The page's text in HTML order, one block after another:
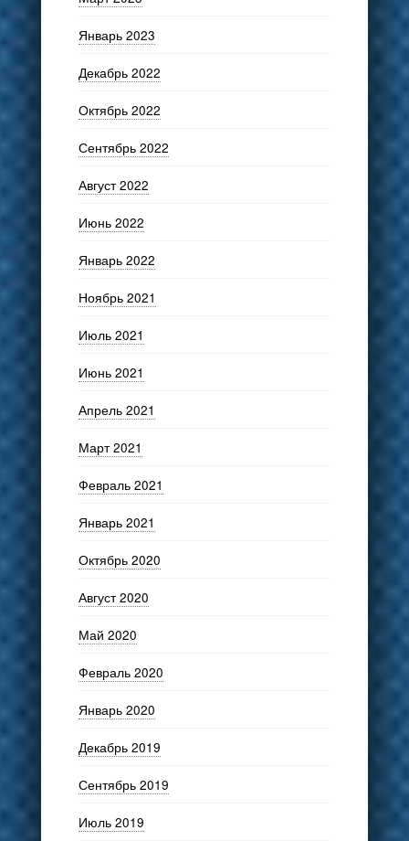
Январь 2023
Декабрь 2022
Октябрь 2022
Сентябрь 2022
Август 2022
Июнь 2022
Январь 2022
Ноябрь 2021
Июль 2021
Июнь 2021
Апрель 2021
Март 2021
Февраль 2021
Январь 2021
Октябрь 2020
Август 2020
Май 2020
Февраль 2020
Январь 2020
Декабрь 2019
Сентябрь 2019
Июль 2019